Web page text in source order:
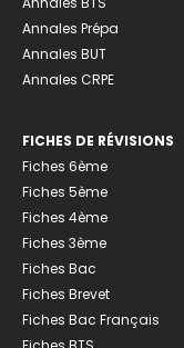
Annales Prépa
Annales BUT
Annales CRPE
FICHES DE RÉVISIONS
Fiches 6ème
Fiches 5ème
Fiches 4ème
Fiches 3ème
Fiches Bac
Fiches Brevet
Fiches Bac Français